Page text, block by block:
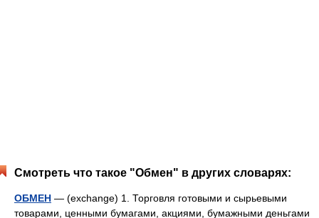
Смотреть что такое "Обмен" в других словарях:
ОБМЕН — (exchange) 1. Торговля готовыми и сырьевыми
товарами, ценными бумагами, акциями, бумажными деньгами